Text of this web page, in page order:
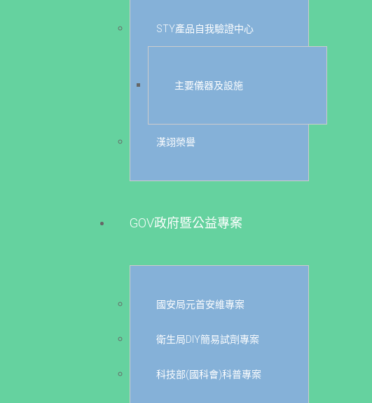
STY產品自我驗證中心
主要儀器及設施
漢翊榮譽
GOV政府暨公益專案
國安局元首安維專案
衛生局DIY簡易試劑專案
科技部(國科會)科普專案